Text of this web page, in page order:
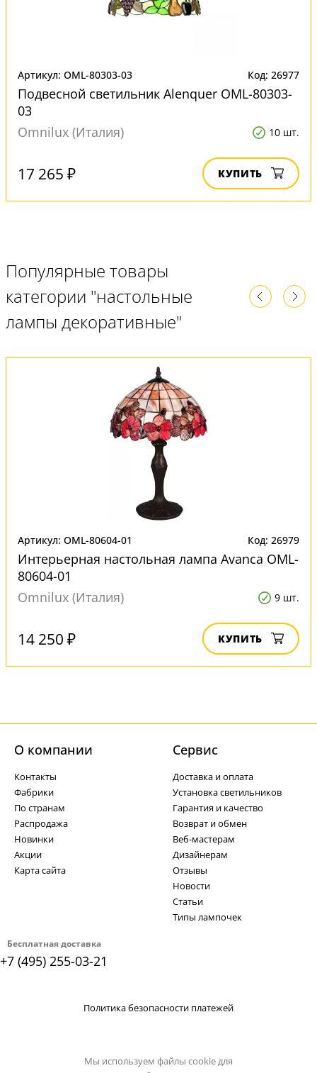
Артикул: OML-80303-03 Код: 26977
Подвесной светильник Alenquer OML-80303-
03
Omnilux (Италия)
10 шт.
17 265 ₽ КУПИТЬ
Популярные товары
категории "настольные
лампы декоративные"
Артикул: OML-80604-01 Код: 26979
Интерьерная настольная лампа Avanca OML-
80604-01
Omnilux (Италия)
9 шт.
14 250 ₽ КУПИТЬ
Бесплатная доставка
+7 (495) 255-03-21
О компании
Контакты
Фабрики
По странам
Распродажа
Новинки
Акции
Карта сайта
Cервис
Доставка и оплата
Установка светильников
Гарантия и качество
Возврат и обмен
Веб-мастерам
Дизайнерам
Отзывы
Новости
Статьи
Типы лампочек
Политика безопасности платежей
Мы используем файлы cookie для